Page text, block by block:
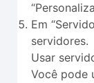
Em
servidores.
Usar
Você pode